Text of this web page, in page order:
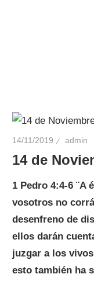
14/11/2019 admin
14 de
1 Pedro 4:4-6 ¨A
vosotros no
desenfreno de
ellos darán
juzgar a los
esto también ha